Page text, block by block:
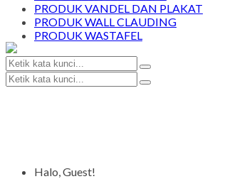
PRODUK VANDEL DAN PLAKAT
PRODUK WALL CLAUDING
PRODUK WASTAFEL
Halo, Guest!